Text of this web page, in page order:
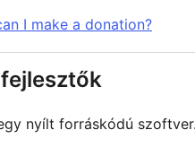
I make a donation?
nyílt forráskódú